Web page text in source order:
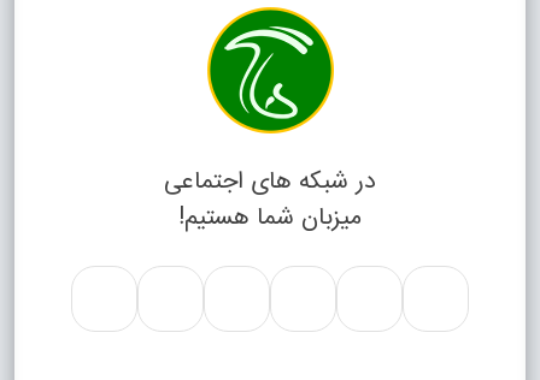
در شبکه های اجتماعی
میزبان شما هستیم!